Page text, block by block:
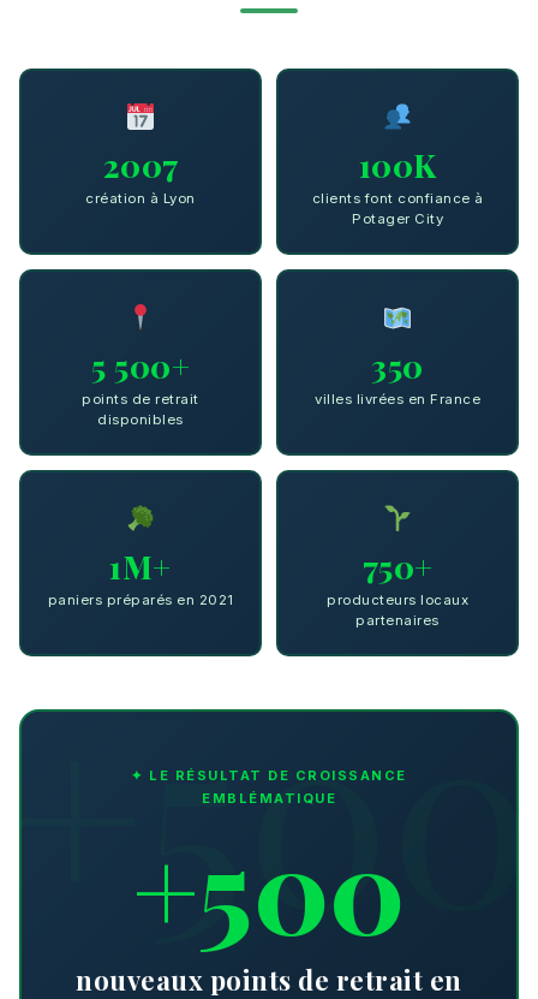
2007
création à Lyon
100K
clients font confiance à
Potager City
5 500+
points de retrait
disponibles
350
villes livrées en France
1M+
paniers préparés en 2021
750+
producteurs locaux
partenaires
✦ LE RÉSULTAT DE CROISSANCE
EMBLÉMATIQUE
+500
nouveaux points de retrait en